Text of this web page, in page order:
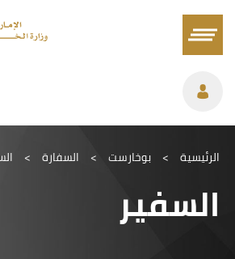
الرئيسية > بوخارست > السفارة >
السفير